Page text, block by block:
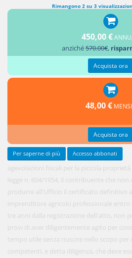
agevolazioni fiscali per la piccola
legge n. 604/1954, il contribuente che
produrre all'Ufficio il certificato definitivo
imprenditore agricolo professionale entro
tre anni dalla registrazione dell'atto, non
provi di aver diligentemente agito per
tempo utile senza riuscire nello scopo per
competenti, e detta diligenza, che deve
Rimangono 2 su 3
450,00 €
anziché570.00€,
Acquista ora
48,00 €
Acquista ora
Per saperne di più Accesso abbonati